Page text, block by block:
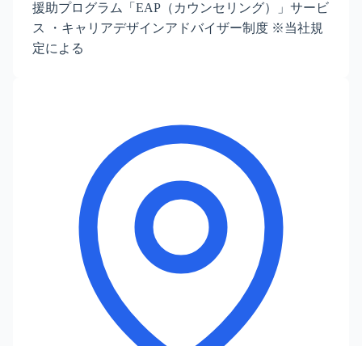
援助プログラム「EAP（カウンセリング）」サービ
ス ・キャリアデザインアドバイザー制度 ※当社規
定による